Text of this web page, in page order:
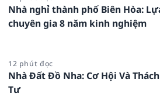
Nhà nghỉ thành phố Biên Hòa:
chuyên gia 8 năm kinh nghiệm
12 phút đọc
Nhà Đất Đồ Nha: Cơ Hội Và
Tư